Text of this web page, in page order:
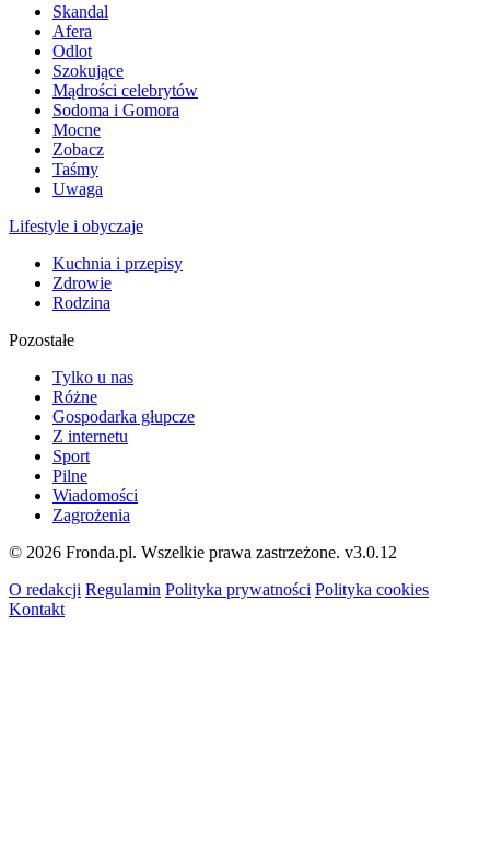
Skandal
Afera
Odlot
Szokujące
Mądrości celebrytów
Sodoma i Gomora
Mocne
Zobacz
Taśmy
Uwaga
Lifestyle i obyczaje
Kuchnia i przepisy
Zdrowie
Rodzina
Pozostałe
Tylko u nas
Różne
Gospodarka głupcze
Z internetu
Sport
Pilne
Wiadomości
Zagrożenia
© 2026 Fronda.pl. Wszelkie prawa zastrzeżone. v3.0.12
O redakcji Regulamin Polityka prywatności Polityka cookies
Kontakt